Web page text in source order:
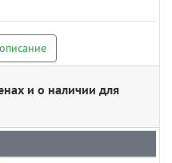
и о наличии для